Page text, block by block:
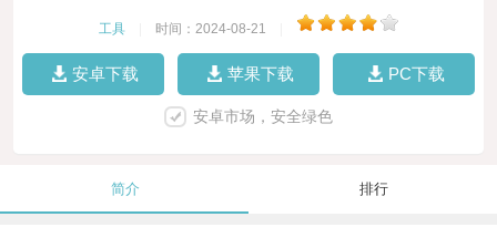
工具 时间：2024-08-21
安卓下载 苹果下载 PC下载
安卓市场，安全绿色
简介 排行